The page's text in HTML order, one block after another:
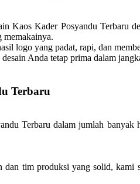
Kader Posyandu Terbaru
memakainya.
logo yang padat, rapi, dan
Anda tetap prima dalam
Terbaru
Terbaru dalam jumlah
tim produksi yang solid, kami